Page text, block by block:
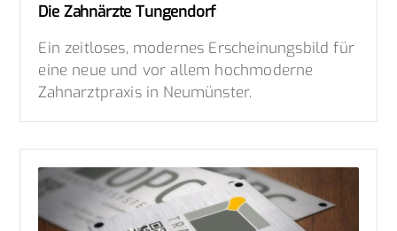
Die Zahnärzte Tungendorf
Ein zeitloses, modernes Erscheinungsbild für
eine neue und vor allem hochmoderne
Zahnarztpraxis in Neumünster.